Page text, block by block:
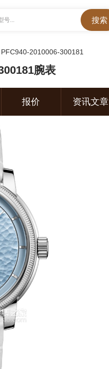
号...
PFC940-2010006-300181
腕表
报价 资讯文章